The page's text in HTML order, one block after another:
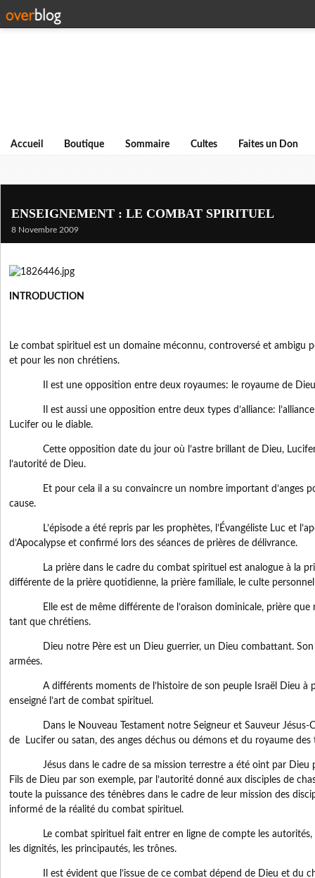
Accueil Boutique Sommaire Cultes Faites un Don
ENSEIGNEMENT : LE COMBAT SPIRITUEL
8 Novembre 2009
INTRODUCTION
Le combat spirituel est un domaine méconnu, controversé et ambigu
et pour les non chrétiens.
Il est une opposition entre deux royaumes: le royaume de Dieu
Il est aussi une opposition entre deux types d’alliance: l’alliance
Lucifer ou le diable.
Cette opposition date du jour où l’astre brillant de Dieu, Lucifer
l’autorité de Dieu.
Et pour cela il a su convaincre un nombre important d’anges
cause.
L’épisode a été repris par les prophètes, l’Évangéliste Luc et
d’Apocalypse et confirmé lors des séances de prières de délivrance.
La prière dans le cadre du combat spirituel est analogue à la
différente de la prière quotidienne, la prière familiale, le culte
Elle est de même différente de l’oraison dominicale, prière que
tant que chrétiens.
Dieu notre Père est un Dieu guerrier, un Dieu combattant. Son
armées.
A différents moments de l’histoire de son peuple Israël Dieu à
enseigné l’art de combat spirituel.
Dans le Nouveau Testament notre Seigneur et Sauveur Jésus-
de Lucifer ou satan, des anges déchus ou démons et du royaume des
Jésus dans le cadre de sa mission terrestre a été oint par Dieu
Fils de Dieu par son exemple, par l’autorité donné aux disciples de
toute la puissance des ténèbres dans le cadre de leur mission des
informé de la réalité du combat spirituel.
Le combat spirituel fait entrer en ligne de compte les autorités,
les dignités, les principautés, les trônes.
Il est évident que l’issue de ce combat dépend de Dieu et du